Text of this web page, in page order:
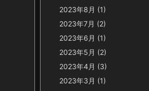
2023年8月 (1)
2023年7月 (2)
2023年6月 (1)
2023年5月 (2)
2023年4月 (3)
2023年3月 (1)